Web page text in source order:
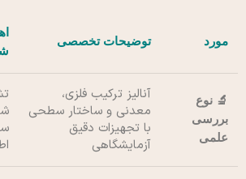
مورد توضیحات تخصصی
🔬 نوع
بررسی
علمی
آنالیز ترکیب فلزی،
معدنی و ساختار سطحی
با تجهیزات دقیق
آزمایشگاهی